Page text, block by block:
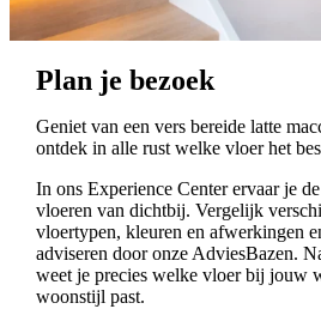
Plan je bezoek
Geniet van een vers bereide latte
ontdek in alle rust welke vloer het
In ons Experience Center ervaar je
vloeren van dichtbij. Vergelijk
vloertypen, kleuren en afwerkingen
adviseren door onze AdviesBazen.
weet je precies welke vloer bij jouw
woonstijl past.